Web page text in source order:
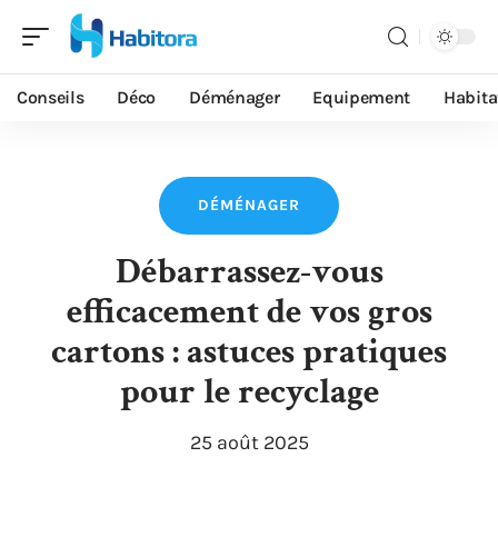
Conseils Déco Déménager Equipement
DÉMÉNAGER
Débarrassez-vous
efficacement de vos gros
cartons : astuces pratiques
pour le recyclage
25 août 2025